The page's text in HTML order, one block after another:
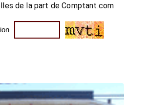
de la part de Comptant.com